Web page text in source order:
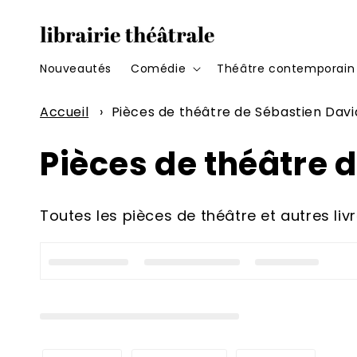
contenu
Nouveautés Comédie Théâtre contemporain
Accueil › Pièces de théâtre de Sébastien
C
o
Pièces de théâtre
Toutes les pièces de théâtre et autres